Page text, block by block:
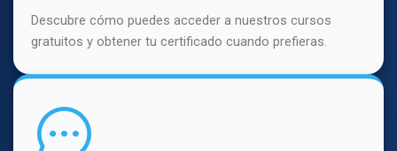
Descubre cómo puedes acceder a nuestros cursos
gratuitos y obtener tu certificado cuando prefieras.